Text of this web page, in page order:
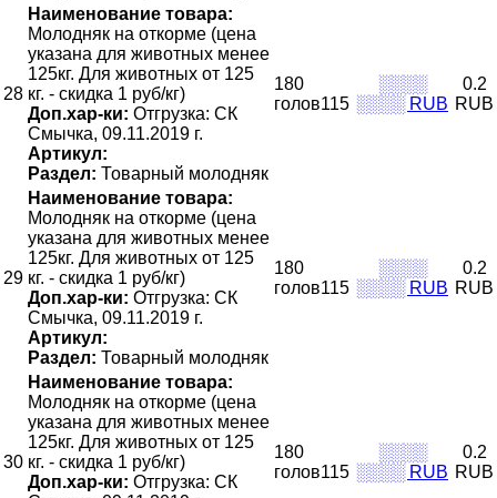
28
Наименование товара:
Молодняк на откорме (цена
указана для животных менее
125кг. Для животных от 125
кг. - скидка 1 руб/кг)
Доп.хар-ки: Отгрузка: СК
Смычка, 09.11.2019 г.
Артикул:
Раздел: Товарный молодняк
180
голов115
░░░░
░░░░ RUB
0.2
RUB
29
Наименование товара:
Молодняк на откорме (цена
указана для животных менее
125кг. Для животных от 125
кг. - скидка 1 руб/кг)
Доп.хар-ки: Отгрузка: СК
Смычка, 09.11.2019 г.
Артикул:
Раздел: Товарный молодняк
180
голов115
░░░░
░░░░ RUB
0.2
RUB
30
Наименование товара:
Молодняк на откорме (цена
указана для животных менее
125кг. Для животных от 125
кг. - скидка 1 руб/кг)
Доп.хар-ки: Отгрузка: СК
180
голов115
░░░░
░░░░ RUB
0.2
RUB